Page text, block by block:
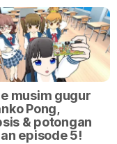
musim gugur
Pong,
& potongan
episode 5!